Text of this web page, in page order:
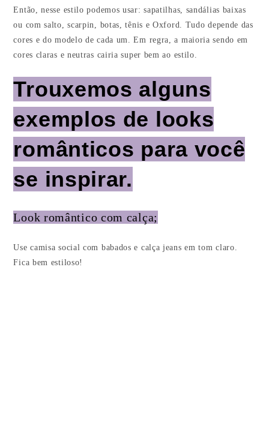
Então, nesse estilo podemos usar: sapatilhas, sandálias baixas
ou com salto, scarpin, botas, tênis e Oxford. Tudo depende das
cores e do modelo de cada um. Em regra, a maioria sendo em
cores claras e neutras cairia super bem ao estilo.
Trouxemos alguns
exemplos de looks
românticos para você
se inspirar.
Look romântico com calça;
Use camisa social com babados e calça jeans em tom claro.
Fica bem estiloso!